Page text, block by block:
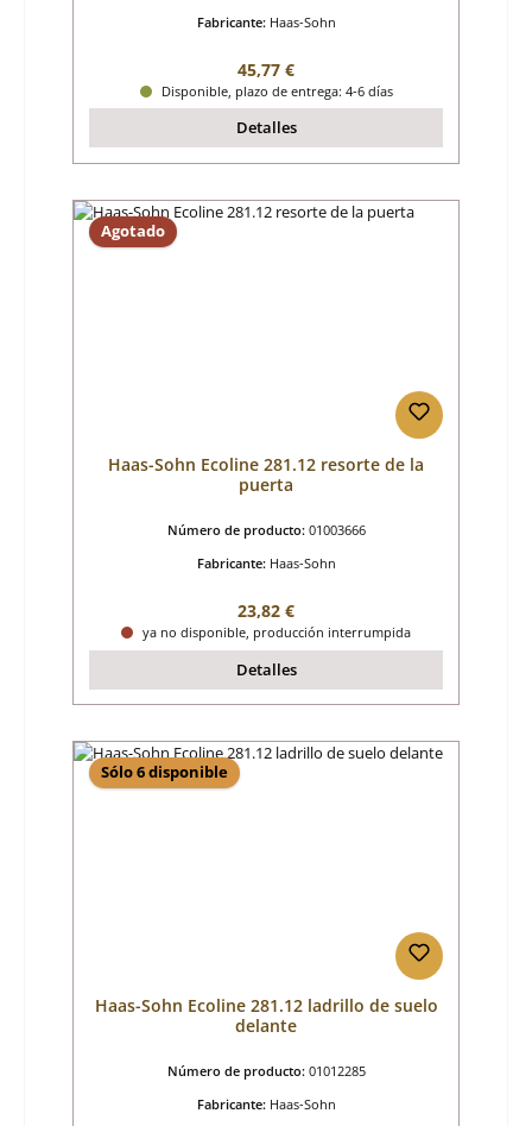
Fabricante: Haas-Sohn
Precio normal:
45,77 €
Disponible, plazo de entrega: 4-6 días
Detalles
Agotado
Haas-Sohn Ecoline 281.12 resorte de la
puerta
Número de producto: 01003666
Fabricante: Haas-Sohn
Precio normal:
23,82 €
ya no disponible, producción interrumpida
Detalles
Sólo 6 disponible
Haas-Sohn Ecoline 281.12 ladrillo de suelo
delante
Número de producto: 01012285
Fabricante: Haas-Sohn